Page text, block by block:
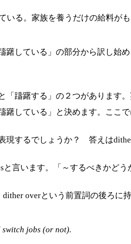
いる。家族を養うだけの給料が
躇している」の部分から訳し始
「躊躇する」の２つがあります
躇している」と決めます。ここ
現するでしょうか？ 答えは
と言います。「～するべきかど
overという前置詞の後ろに
jobs (or not).